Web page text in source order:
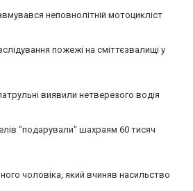
неповнолітній мотоцикліст
пожежі на сміттєзвалищі у
виявили нетверезого водія
"подарували" шахраям 60 тисяч
чоловіка, який вчиняв насильство